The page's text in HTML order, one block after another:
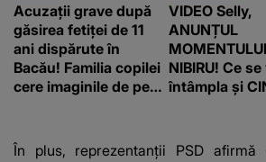
Acuzații grave după
găsirea fetiței de 11
ani dispărute în
Bacău! Familia copilei
cere imaginile de pe
a mai dus sora mea...”
VIDEO Selly,
ANUNȚUL
NIBIRU! Ce se
întâmpla și
e ciudă că..."
În plus, reprezentanţii PSD